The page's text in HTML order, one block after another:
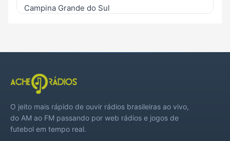
Campina Grande do Sul
Lapa
Piraquara
Porto Amazonas
O jeito mais rápido de ouvir rádios brasileiras ao vivo,
do AM ao FM passando por web rádios e jogos de
futebol em tempo real.